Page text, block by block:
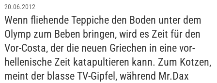
20.06.2012
Wenn fliehende Teppiche den Boden unter dem
Olymp zum Beben bringen, wird es Zeit für den
Vor-Costa, der die neuen Griechen in eine vor-
hellenische Zeit katapultieren kann. Zum Kotzen,
meint der blasse TV-Gipfel, während Mr.Dax